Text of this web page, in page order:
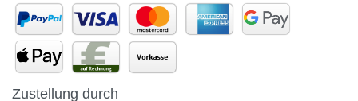
Zustellung durch